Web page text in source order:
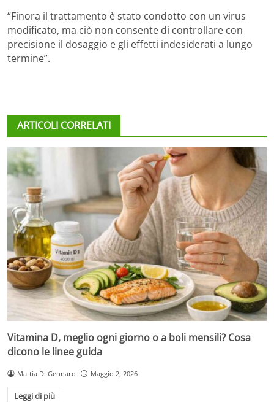
“Finora il trattamento è stato condotto con un virus
modificato, ma ciò non consente di controllare con
precisione il dosaggio e gli effetti indesiderati a lungo
termine”.
ARTICOLI CORRELATI
Vitamina D, meglio ogni giorno o a boli mensili? Cosa
dicono le linee guida
Mattia Di Gennaro Maggio 2, 2026
Leggi di più